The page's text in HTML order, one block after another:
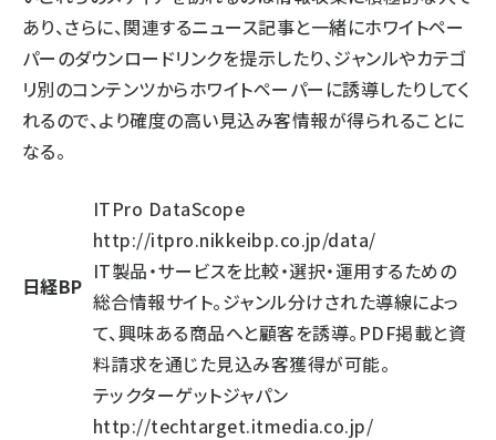
あり、さらに、関連するニュース記事と一緒にホワイトペー
パーのダウンロードリンクを提示したり、ジャンルやカテゴ
リ別のコンテンツからホワイトペーパーに誘導したりしてく
れるので、より確度の高い見込み客情報が得られることに
なる。
日経BP
ITPro DataScope
http://itpro.nikkeibp.co.jp/data/
IT製品・サービスを比較・選択・運用するための
総合情報サイト。ジャンル分けされた導線によっ
て、興味ある商品へと顧客を誘導。PDF掲載と資
料請求を通じた見込み客獲得が可能。
テックターゲットジャパン
http://techtarget.itmedia.co.jp/